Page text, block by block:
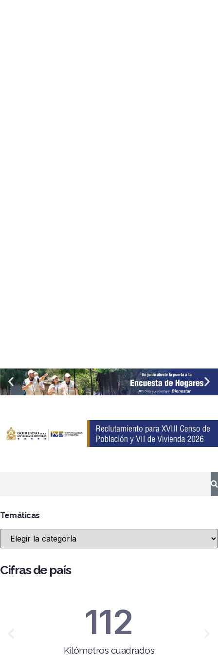
Temáticas
Cifras de país
Kilómetros cuadrados
112